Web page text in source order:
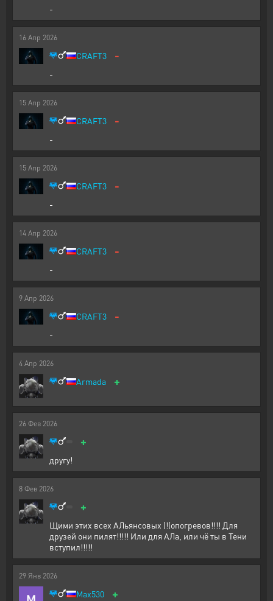
-
16 Апр 2026
CRAFT3 -
-
15 Апр 2026
CRAFT3 -
-
15 Апр 2026
CRAFT3 -
-
14 Апр 2026
CRAFT3 -
-
9 Апр 2026
CRAFT3 -
-
4 Апр 2026
Armada +
26 Фев 2026
+
другу!
8 Фев 2026
+
Щими этих всех АЛьянсовых )!(опогревов!!!! Для
друзей они пилят!!!!! Или для АЛа, или чё ты в Тени
вступил!!!!!
29 Янв 2026
Max530 +